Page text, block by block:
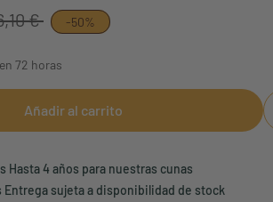
€ -50%
72 horas
Añadir al carrito
Hasta 4 años para nuestras cunas
Entrega sujeta a disponibilidad de stock